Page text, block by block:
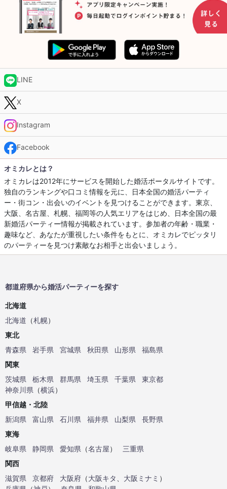
LINE
X
Instagram
Facebook
オミカレとは？
オミカレは2012年にサービスを開始した婚活ポータルサイトです。
独自のランキングや口コミ情報を元に、日本全国の婚活パーティ
ー・街コン・出会いのイベントを見つけることができます。東京、
大阪、名古屋、札幌、福岡等の人気エリアをはじめ、日本全国の最
新婚活パーティー情報が掲載されています。参加者の年齢・職業・
趣味など、あなたが重視したい条件をもとに、オミカレでピッタリ
のパーティーを見つけ素敵なお相手と出会いましょう。
都道府県から婚活パーティーを探す
北海道
北海道 （札幌）
東北
青森県
岩手県 宮城県 秋田県 山形県
福島県
関東
茨城県
栃木県 群馬県 埼玉県 千葉県
東京都
神奈川県 （横浜）
甲信越・北陸
新潟県
富山県 石川県 福井県 山梨県
長野県
東海
岐阜県
静岡県 愛知県 （名古屋）
三重県
関西
滋賀県
京都府 大阪府 （大阪キタ 大阪ミナミ ）